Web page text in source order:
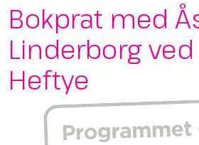
Bokprat med
Linderborg ved
Heftye